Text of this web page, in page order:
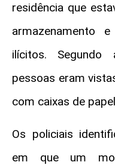
residência que
armazenamento
ilícitos. Segundo
pessoas eram
com caixas de
Os policiais
em que um